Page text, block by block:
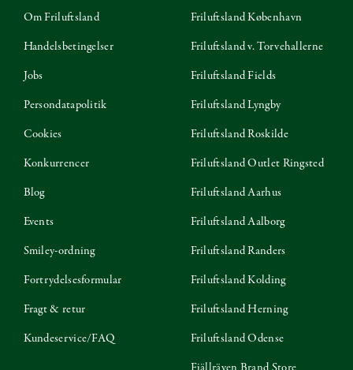
Om Friluftsland
Handelsbetingelser
Jobs
Persondatapolitik
Cookies
Konkurrencer
Blog
Events
Smiley-ordning
Fortrydelsesformular
Fragt & retur
Kundeservice/FAQ
Friluftsland København
Friluftsland v. Torvehallerne
Friluftsland Fields
Friluftsland Lyngby
Friluftsland Roskilde
Friluftsland Outlet Ringsted
Friluftsland Aarhus
Friluftsland Aalborg
Friluftsland Randers
Friluftsland Kolding
Friluftsland Herning
Friluftsland Odense